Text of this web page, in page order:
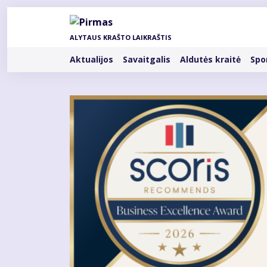
Pereiti
ALYTAUS KRAŠTO LAIKRAŠTIS
Rubrikos
Aktualijos Savaitgalis Aldutės kraitė